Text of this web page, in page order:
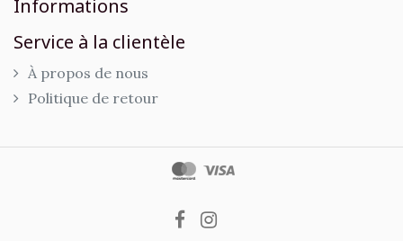
Informations
Service à la clientèle
À propos de nous
Politique de retour